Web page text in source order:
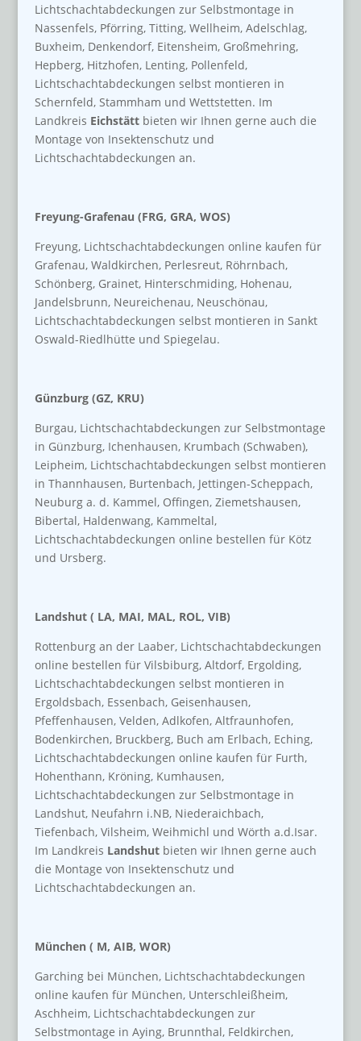
Lichtschachtabdeckungen zur Selbstmontage in
Nassenfels, Pförring, Titting, Wellheim, Adelschlag,
Buxheim, Denkendorf, Eitensheim, Großmehring,
Hepberg, Hitzhofen, Lenting, Pollenfeld,
Lichtschachtabdeckungen selbst montieren in
Schernfeld, Stammham und Wettstetten. Im
Landkreis Eichstätt bieten wir Ihnen gerne auch die
Montage von Insektenschutz und
Lichtschachtabdeckungen an.
Freyung-Grafenau (FRG, GRA, WOS)
Freyung, Lichtschachtabdeckungen online kaufen für
Grafenau, Waldkirchen, Perlesreut, Röhrnbach,
Schönberg, Grainet, Hinterschmiding, Hohenau,
Jandelsbrunn, Neureichenau, Neuschönau,
Lichtschachtabdeckungen selbst montieren in Sankt
Oswald-Riedlhütte und Spiegelau.
Günzburg (GZ, KRU)
Burgau, Lichtschachtabdeckungen zur Selbstmontage
in Günzburg, Ichenhausen, Krumbach (Schwaben),
Leipheim, Lichtschachtabdeckungen selbst montieren
in Thannhausen, Burtenbach, Jettingen-Scheppach,
Neuburg a. d. Kammel, Offingen, Ziemetshausen,
Bibertal, Haldenwang, Kammeltal,
Lichtschachtabdeckungen online bestellen für Kötz
und Ursberg.
Landshut ( LA, MAI, MAL, ROL, VIB)
Rottenburg an der Laaber, Lichtschachtabdeckungen
online bestellen für Vilsbiburg, Altdorf, Ergolding,
Lichtschachtabdeckungen selbst montieren in
Ergoldsbach, Essenbach, Geisenhausen,
Pfeffenhausen, Velden, Adlkofen, Altfraunhofen,
Bodenkirchen, Bruckberg, Buch am Erlbach, Eching,
Lichtschachtabdeckungen online kaufen für Furth,
Hohenthann, Kröning, Kumhausen,
Lichtschachtabdeckungen zur Selbstmontage in
Landshut, Neufahrn i.NB, Niederaichbach,
Tiefenbach, Vilsheim, Weihmichl und Wörth a.d.Isar.
Im Landkreis Landshut bieten wir Ihnen gerne auch
die Montage von Insektenschutz und
Lichtschachtabdeckungen an.
München ( M, AIB, WOR)
Garching bei München, Lichtschachtabdeckungen
online kaufen für München, Unterschleißheim,
Aschheim, Lichtschachtabdeckungen zur
Selbstmontage in Aying, Brunnthal, Feldkirchen,